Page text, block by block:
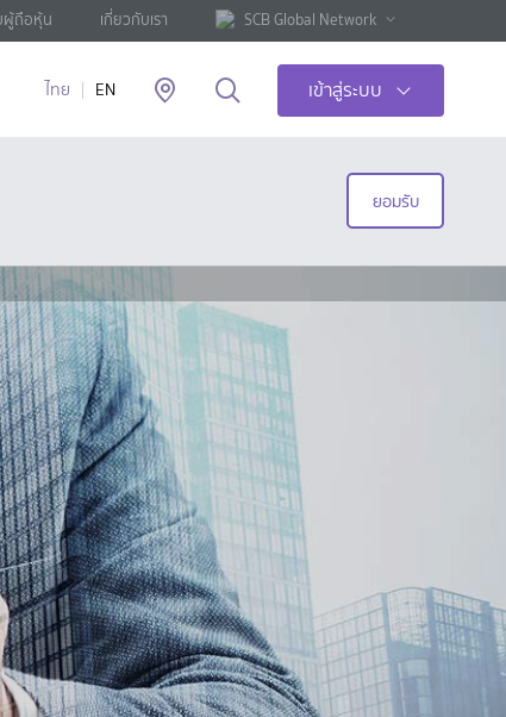
ผู้ถือหุ้น เกี่ยวกับเรา SCB Global Network
ไทย EN เข้าสู่ระบบ
ยอมรับ